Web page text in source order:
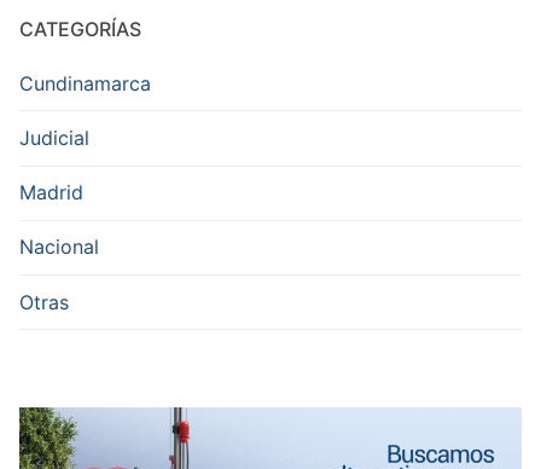
CATEGORÍAS
Cundinamarca
Judicial
Madrid
Nacional
Otras